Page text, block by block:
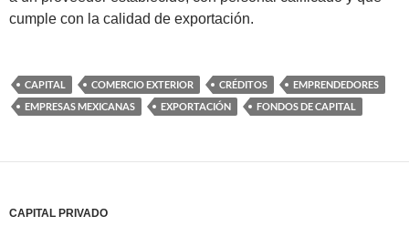
cumple con la calidad de exportación.
CAPITAL COMERCIO EXTERIOR CRÉDITOS
EMPRENDEDORES
EMPRESAS MEXICANAS
EXPORTACIÓN FONDOS DE CAPITAL
CAPITAL PRIVADO